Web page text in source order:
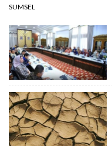
SUMSEL